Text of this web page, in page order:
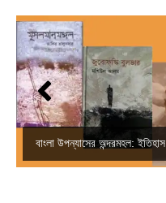
বাংলা উপন্যাসের অন্দরমহল: